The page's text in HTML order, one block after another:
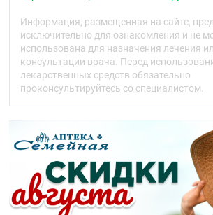
вредоносные микроорганизмы
распада.
Ca дополнительно обладает
противоаллергическим
Zn и Se – способствуют
иммунного ответа,
клеток слизистой оболочки
путей от апоптоза.
Cl – принимает участие в
объема клеток, ответственен за
трансэпителиальный перенос
стабилизацию мембранного
соединении с Na снижает
высвобождение ИЛ-8
эпителием, обеспечивая
Информация, размещенная на сайте,
исключительно для ознакомления и не
использована для назначения лечения
консультации врача. Перед
лекарственных средств обязательно
проконсультируйтесь со специалистом.